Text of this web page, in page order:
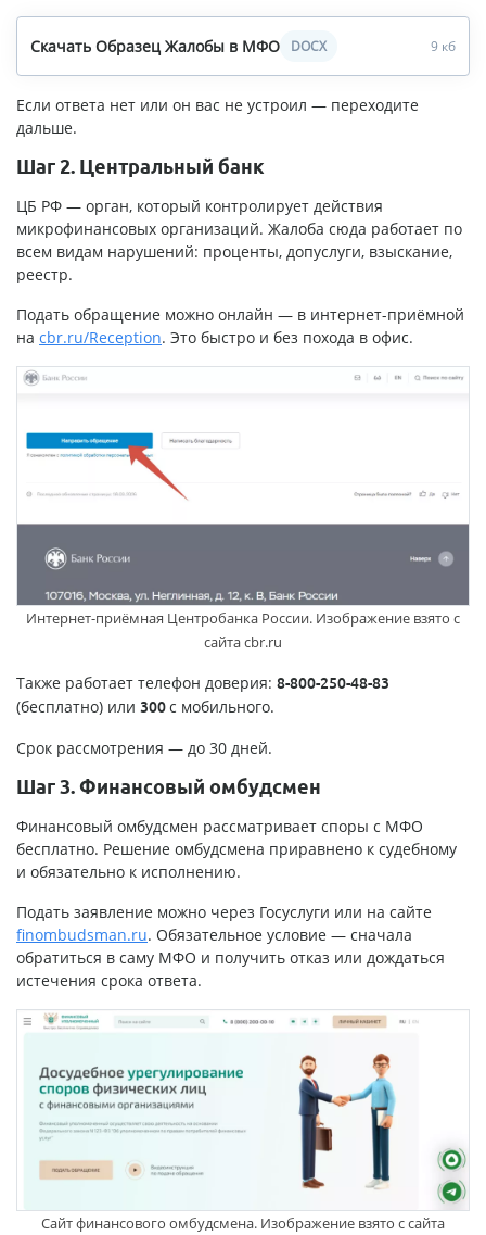
Скачать Образец Жалобы в МФО DOCX 9 кб
Если ответа нет или он вас не устроил — переходите
дальше.
Шаг 2. Центральный банк
ЦБ РФ — орган, который контролирует действия
микрофинансовых организаций. Жалоба сюда работает по
всем видам нарушений: проценты, допуслуги, взыскание,
реестр.
Подать обращение можно онлайн — в интернет-приёмной
на cbr.ru/Reception. Это быстро и без похода в офис.
Интернет-приёмная Центробанка России. Изображение взято с
сайта cbr.ru
Также работает телефон доверия: 8-800-250-48-83
(бесплатно) или 300с мобильного.
Срок рассмотрения — до 30 дней.
Шаг 3. Финансовый омбудсмен
Финансовый омбудсмен рассматривает споры с МФО
бесплатно. Решение омбудсмена приравнено к судебному
и обязательно к исполнению.
Подать заявление можно через Госуслуги или на сайте
finombudsman.ru. Обязательное условие — сначала
обратиться в саму МФО и получить отказ или дождаться
истечения срока ответа.
Сайт финансового омбудсмена. Изображение взято с сайта